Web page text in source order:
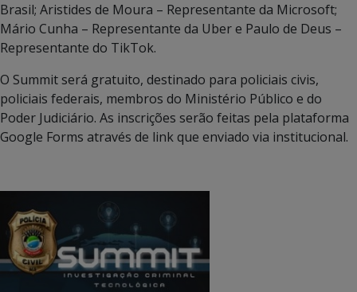
Brasil; Aristides de Moura – Representante da Microsoft;
Mário Cunha – Representante da Uber e Paulo de Deus –
Representante do TikTok.
O Summit será gratuito, destinado para policiais civis,
policiais federais, membros do Ministério Público e do
Poder Judiciário. As inscrições serão feitas pela plataforma
Google Forms através de link que enviado via institucional.